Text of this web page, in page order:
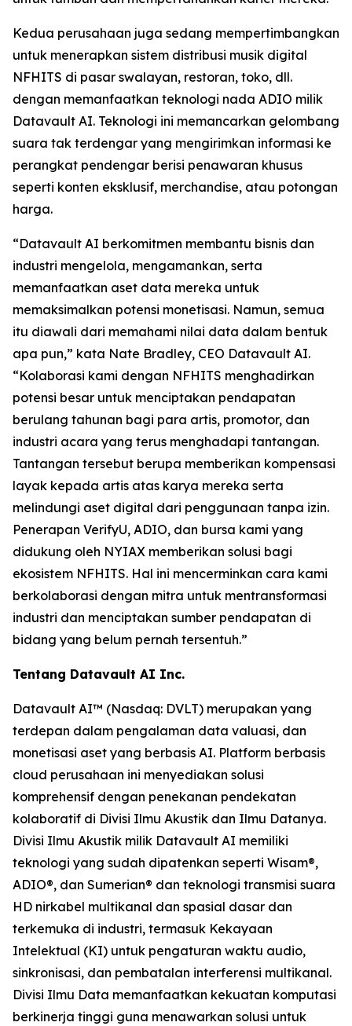
Kedua perusahaan juga sedang mempertimbangkan
untuk menerapkan sistem distribusi musik digital
NFHITS di pasar swalayan, restoran, toko, dll.
dengan memanfaatkan teknologi nada ADIO milik
Datavault AI. Teknologi ini memancarkan gelombang
suara tak terdengar yang mengirimkan informasi ke
perangkat pendengar berisi penawaran khusus
seperti konten eksklusif, merchandise, atau potongan
harga.
“Datavault AI berkomitmen membantu bisnis dan
industri mengelola, mengamankan, serta
memanfaatkan aset data mereka untuk
memaksimalkan potensi monetisasi. Namun, semua
itu diawali dari memahami nilai data dalam bentuk
apa pun,” kata Nate Bradley, CEO Datavault AI.
“Kolaborasi kami dengan NFHITS menghadirkan
potensi besar untuk menciptakan pendapatan
berulang tahunan bagi para artis, promotor, dan
industri acara yang terus menghadapi tantangan.
Tantangan tersebut berupa memberikan kompensasi
layak kepada artis atas karya mereka serta
melindungi aset digital dari penggunaan tanpa izin.
Penerapan VerifyU, ADIO, dan bursa kami yang
didukung oleh NYIAX memberikan solusi bagi
ekosistem NFHITS. Hal ini mencerminkan cara kami
berkolaborasi dengan mitra untuk mentransformasi
industri dan menciptakan sumber pendapatan di
bidang yang belum pernah tersentuh.”
Tentang Datavault AI Inc.
Datavault AI™ (Nasdaq: DVLT) merupakan yang
terdepan dalam pengalaman data valuasi, dan
monetisasi aset yang berbasis AI. Platform berbasis
cloud perusahaan ini menyediakan solusi
komprehensif dengan penekanan pendekatan
kolaboratif di Divisi Ilmu Akustik dan Ilmu Datanya.
Divisi Ilmu Akustik milik Datavault AI memiliki
teknologi yang sudah dipatenkan seperti Wisam®,
ADIO®, dan Sumerian® dan teknologi transmisi suara
HD nirkabel multikanal dan spasial dasar dan
terkemuka di industri, termasuk Kekayaan
Intelektual (KI) untuk pengaturan waktu audio,
sinkronisasi, dan pembatalan interferensi multikanal.
Divisi Ilmu Data memanfaatkan kekuatan komputasi
berkinerja tinggi guna menawarkan solusi untuk